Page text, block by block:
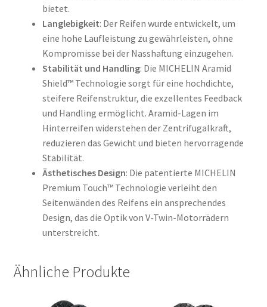
bietet.
Langlebigkeit: Der Reifen wurde entwickelt, um
eine hohe Laufleistung zu gewährleisten, ohne
Kompromisse bei der Nasshaftung einzugehen.
Stabilität und Handling: Die MICHELIN Aramid
Shield™ Technologie sorgt für eine hochdichte,
steifere Reifenstruktur, die exzellentes Feedback
und Handling ermöglicht. Aramid-Lagen im
Hinterreifen widerstehen der Zentrifugalkraft,
reduzieren das Gewicht und bieten hervorragende
Stabilität.
Ästhetisches Design: Die patentierte MICHELIN
Premium Touch™ Technologie verleiht den
Seitenwänden des Reifens ein ansprechendes
Design, das die Optik von V-Twin-Motorrädern
unterstreicht.
Ähnliche Produkte